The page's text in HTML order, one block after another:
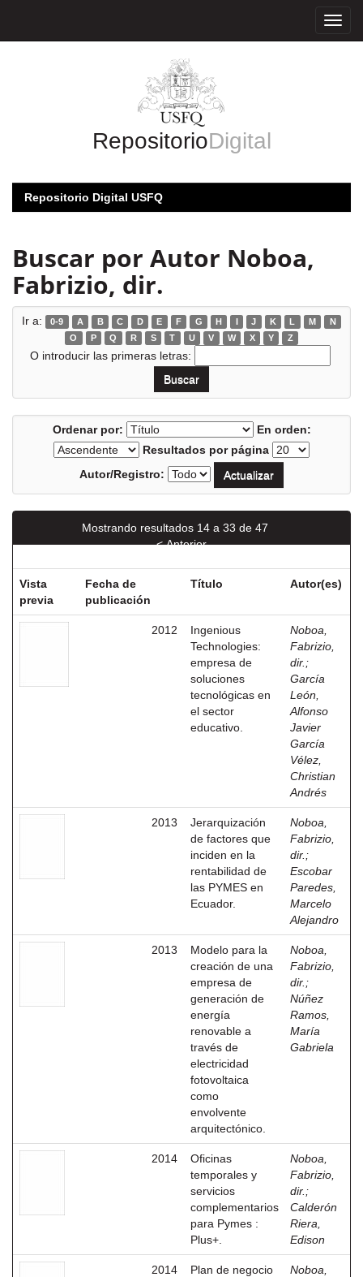
RepositorioDigital
Repositorio Digital USFQ
Buscar por Autor Noboa,
Fabrizio, dir.
Ir a: 0-9 A B C D E F G H I J K L M
N
O
P Q R S T U V W X Y Z
O introducir las primeras letras:
Ordenar por:
En orden:
Resultados por página
Autor/Registro:
Mostrando resultados 14 a 33 de 47
< Anterior
Vista
previa
Fecha de
publicación
Título Autor(es)
2012
Ingenious
Technologies:
empresa de
soluciones
tecnológicas en
el sector
educativo.
Noboa,
Fabrizio,
dir. ;
García
León,
Alfonso
Javier
García
Vélez,
Christian
Andrés
2013
Jerarquización
de factores que
inciden en la
rentabilidad de
las PYMES en
Ecuador.
Noboa,
Fabrizio,
dir. ;
Escobar
Paredes,
Marcelo
Alejandro
2013
Modelo para la
creación de una
empresa de
generación de
energía
renovable a
través de
electricidad
fotovoltaica
como
envolvente
arquitectónico.
Noboa,
Fabrizio,
dir. ;
Núñez
Ramos,
María
Gabriela
2014
Oficinas
temporales y
servicios
complementarios
para Pymes :
Plus+.
Noboa,
Fabrizio,
dir. ;
Calderón
Riera,
Edison
2014
Plan de negocio
Noboa,